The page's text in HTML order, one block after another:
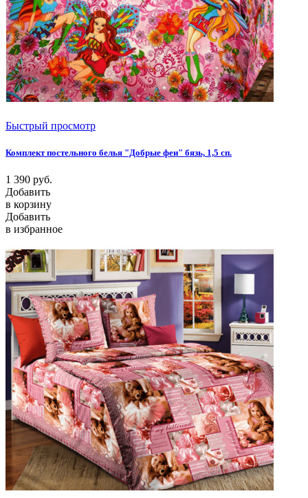
Быстрый просмотр
Комплект постельного белья "Добрые феи" бязь, 1,5 сп.
1 390 руб.
Добавить
в корзину
Добавить
в избранное